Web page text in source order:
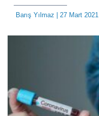
Barış Yılmaz | 27 Mart 2021